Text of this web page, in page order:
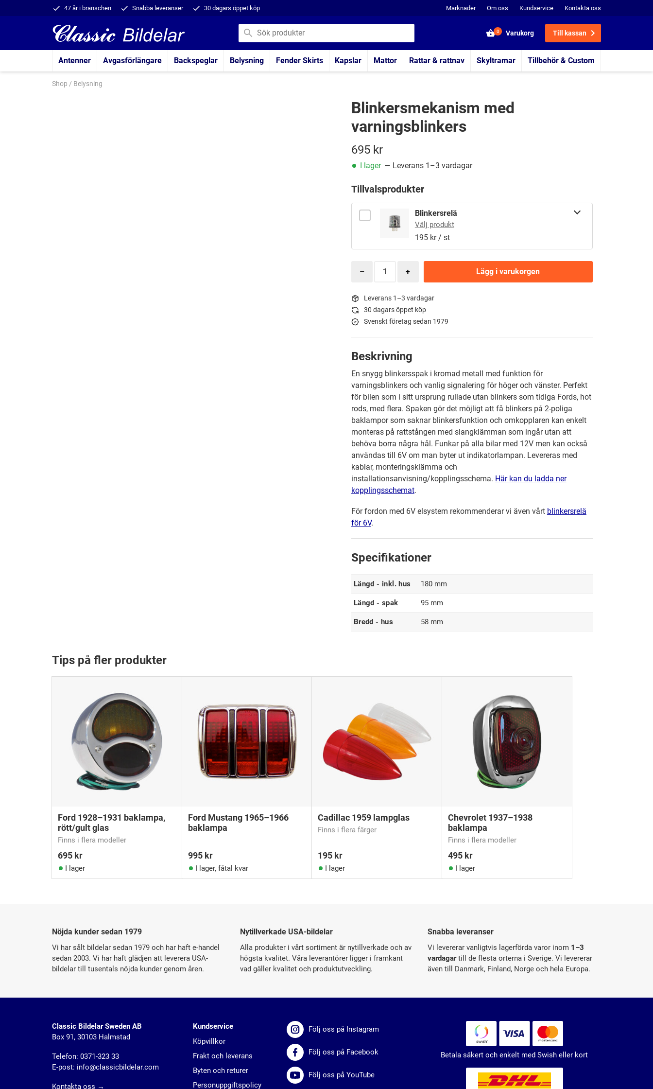
47 år i branschen Snabba leveranser 30 dagars öppet köp Marknader Om oss Kundservice Kontakta oss
Varukorg
0 Till kassan
Antenner Avgasförlängare Backspeglar Belysning Fender Skirts Kapslar Mattor Rattar & rattnav Skyltramar Tillbehör & Custom
Shop / Belysning
Blinkersmekanism med
varningsblinkers
695 kr
I lager — Leverans 1–3 vardagar
Tillvalsprodukter
Blinkersrelä
Välj produkt
195 kr / st
Lägg i varukorgen
Leverans 1–3 vardagar
30 dagars öppet köp
Svenskt företag sedan 1979
Beskrivning
En snygg blinkersspak i kromad metall med funktion för
varningsblinkers och vanlig signalering för höger och vänster. Perfekt
för bilen som i sitt ursprung rullade utan blinkers som tidiga Fords, hot
rods, med flera. Spaken gör det möjligt att få blinkers på 2-poliga
baklampor som saknar blinkersfunktion och omkopplaren kan enkelt
monteras på rattstången med slangklämman som ingår utan att
behöva borra några hål. Funkar på alla bilar med 12V men kan också
användas till 6V om man byter ut indikatorlampan. Levereras med
kablar, monteringsklämma och
installationsanvisning/kopplingsschema. Här kan du ladda ner
kopplingsschemat.
För fordon med 6V elsystem rekommenderar vi även vårt blinkersrelä
för 6V.
Specifikationer
Längd - inkl. hus 180 mm
Längd - spak 95 mm
Bredd - hus 58 mm
Tips på fler produkter
Ford 1928–1931 baklampa,
rött/gult glas
Finns i flera modeller
695 kr
I lager
Ford Mustang 1965–1966
baklampa
995 kr
I lager, fåtal kvar
Cadillac 1959 lampglas
Finns i flera färger
195 kr
I lager
Chevrolet 1937–1938
baklampa
Finns i flera modeller
495 kr
I lager
Nöjda kunder sedan 1979
Vi har sålt bildelar sedan 1979 och har haft e-handel
sedan 2003. Vi har haft glädjen att leverera USA-
bildelar till tusentals nöjda kunder genom åren.
Nytillverkade USA-bildelar
Alla produkter i vårt sortiment är nytillverkade och av
högsta kvalitet. Våra leverantörer ligger i framkant
vad gäller kvalitet och produktutveckling.
Snabba leveranser
Vi levererar vanligtvis lagerförda varor inom 1–3
vardagartill de flesta orterna i Sverige. Vi levererar
även till Danmark, Finland, Norge och hela Europa.
Classic Bildelar Sweden AB
Box 91, 30103 Halmstad
Telefon: 0371-323 33
E-post: info@classicbildelar.com
Kontakta oss →
Kundservice
Köpvillkor
Frakt och leverans
Byten och returer
Personuppgiftspolicy
Följ oss på Instagram
Följ oss på Facebook
Följ oss på YouTube
Betala säkert och enkelt med Swish eller kort